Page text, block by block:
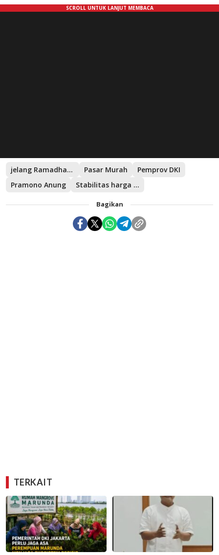
jelang Ramadhan 2026 Pasar Murah
Pemprov DKI
Pramono Anung
Stabilitas harga pangan
Bagikan
TERKAIT